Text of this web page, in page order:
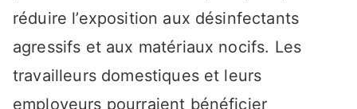
réduire l’exposition aux désinfectants
agressifs et aux matériaux nocifs. Les
travailleurs domestiques et leurs
employeurs pourraient bénéficier